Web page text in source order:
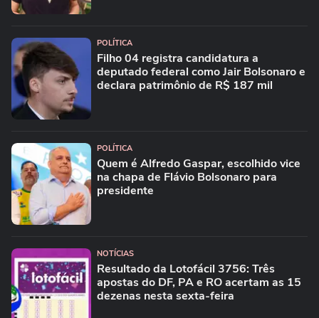
POLÍTICA
Filho 04 registra candidatura a
deputado federal como Jair Bolsonaro e
declara patrimônio de R$ 187 mil
POLÍTICA
Quem é Alfredo Gaspar, escolhido vice
na chapa de Flávio Bolsonaro para
presidente
NOTÍCIAS
Resultado da Lotofácil 3756: Três
apostas do DF, PA e RO acertam as 15
dezenas nesta sexta-feira